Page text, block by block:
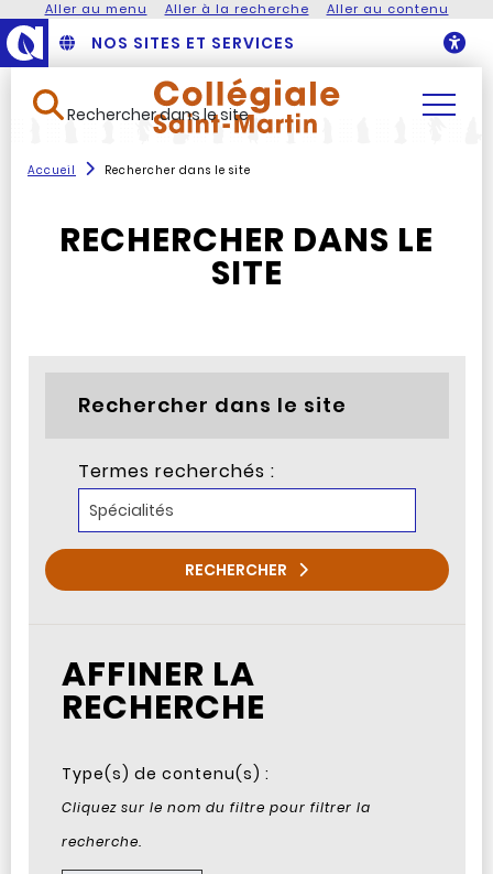
Aller au menu Aller à la recherche Aller au contenu
NOS SITES ET SERVICES
Rechercher dans le site
Accueil Rechercher dans le site
RECHERCHER DANS LE
SITE
Rechercher dans le site
Termes recherchés :
RECHERCHER
AFFINER LA
RECHERCHE
Type(s) de contenu(s) :
Cliquez sur le nom du filtre pour filtrer la
recherche.